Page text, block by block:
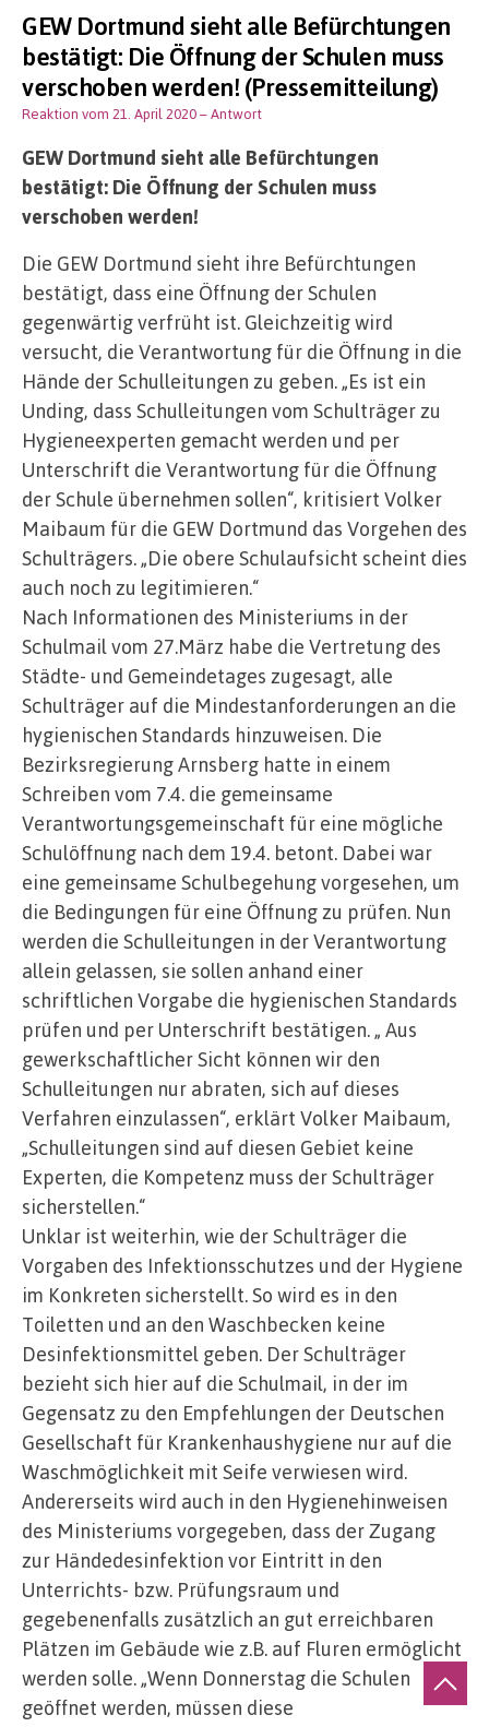
GEW Dortmund sieht alle Befürchtungen
bestätigt: Die Öffnung der Schulen muss
verschoben werden! (Pressemitteilung)
Reaktion vom 21. April 2020– Antwort
GEW Dortmund sieht alle Befürchtungen
bestätigt: Die Öffnung der Schulen muss
verschoben werden!
Die GEW Dortmund sieht ihre Befürchtungen
bestätigt, dass eine Öffnung der Schulen
gegenwärtig verfrüht ist. Gleichzeitig wird
versucht, die Verantwortung für die Öffnung in die
Hände der Schulleitungen zu geben. „Es ist ein
Unding, dass Schulleitungen vom Schulträger zu
Hygieneexperten gemacht werden und per
Unterschrift die Verantwortung für die Öffnung
der Schule übernehmen sollen“, kritisiert Volker
Maibaum für die GEW Dortmund das Vorgehen des
Schulträgers. „Die obere Schulaufsicht scheint dies
auch noch zu legitimieren.“
Nach Informationen des Ministeriums in der
Schulmail vom 27.März habe die Vertretung des
Städte- und Gemeindetages zugesagt, alle
Schulträger auf die Mindestanforderungen an die
hygienischen Standards hinzuweisen. Die
Bezirksregierung Arnsberg hatte in einem
Schreiben vom 7.4. die gemeinsame
Verantwortungsgemeinschaft für eine mögliche
Schulöffnung nach dem 19.4. betont. Dabei war
eine gemeinsame Schulbegehung vorgesehen, um
die Bedingungen für eine Öffnung zu prüfen. Nun
werden die Schulleitungen in der Verantwortung
allein gelassen, sie sollen anhand einer
schriftlichen Vorgabe die hygienischen Standards
prüfen und per Unterschrift bestätigen. „ Aus
gewerkschaftlicher Sicht können wir den
Schulleitungen nur abraten, sich auf dieses
Verfahren einzulassen“, erklärt Volker Maibaum,
„Schulleitungen sind auf diesen Gebiet keine
Experten, die Kompetenz muss der Schulträger
sicherstellen.“
Unklar ist weiterhin, wie der Schulträger die
Vorgaben des Infektionsschutzes und der Hygiene
im Konkreten sicherstellt. So wird es in den
Toiletten und an den Waschbecken keine
Desinfektionsmittel geben. Der Schulträger
bezieht sich hier auf die Schulmail, in der im
Gegensatz zu den Empfehlungen der Deutschen
Gesellschaft für Krankenhaushygiene nur auf die
Waschmöglichkeit mit Seife verwiesen wird.
Andererseits wird auch in den Hygienehinweisen
des Ministeriums vorgegeben, dass der Zugang
zur Händedesinfektion vor Eintritt in den
Unterrichts- bzw. Prüfungsraum und
gegebenenfalls zusätzlich an gut erreichbaren
Plätzen im Gebäude wie z.B. auf Fluren ermöglicht
werden solle. „Wenn Donnerstag die Schulen
geöffnet werden, müssen diese